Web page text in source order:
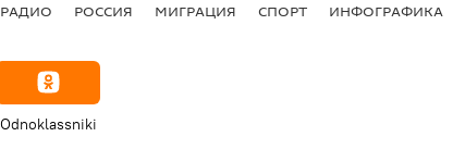
РАДИО РОССИЯ МИГРАЦИЯ СПОРТ ИНФОГРАФИКА
Odnoklassniki